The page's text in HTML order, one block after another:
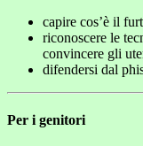
capire cos’è il
riconoscere le
convincere gli
difendersi dal
Per i genitori